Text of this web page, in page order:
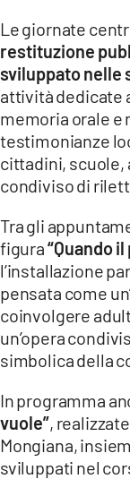
Le giornate
restituzione
sviluppato nelle
attività dedicate
memoria orale e
testimonianze
cittadini, scuole,
condiviso di
Tra gli
figura“Quando
l’installazione
pensata come
coinvolgere
un’opera
simbolica della
In programma
vuole”,
Mongiana,
sviluppati nel